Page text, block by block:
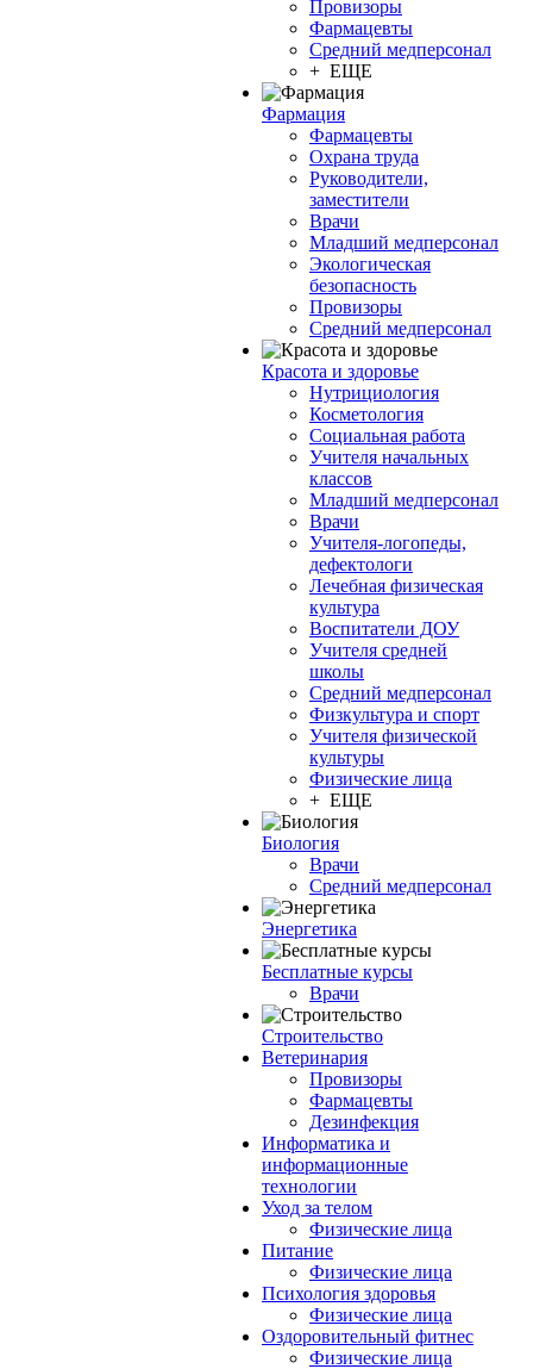
Провизоры
Фармацевты
Средний медперсонал
+ ЕЩЕ
Фармация
Фармацевты
Охрана труда
Руководители,
заместители
Врачи
Младший медперсонал
Экологическая
безопасность
Провизоры
Средний медперсонал
Красота и здоровье
Нутрициология
Косметология
Социальная работа
Учителя начальных
классов
Младший медперсонал
Врачи
Учителя-логопеды,
дефектологи
Лечебная физическая
культура
Воспитатели ДОУ
Учителя средней
школы
Средний медперсонал
Физкультура и спорт
Учителя физической
культуры
Физические лица
+ ЕЩЕ
Биология
Врачи
Средний медперсонал
Энергетика
Бесплатные курсы
Врачи
Строительство
Ветеринария
Провизоры
Фармацевты
Дезинфекция
Информатика и
информационные
технологии
Уход за телом
Физические лица
Питание
Физические лица
Психология здоровья
Физические лица
Оздоровительный фитнес
Физические лица